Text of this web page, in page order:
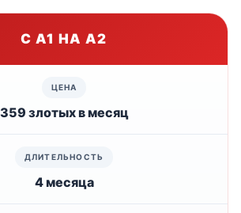
С А1 НА А2
359 злотых в месяц
4 месяца